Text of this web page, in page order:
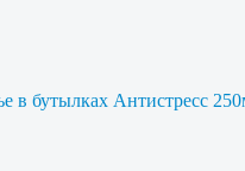
в бутылках Антистресс